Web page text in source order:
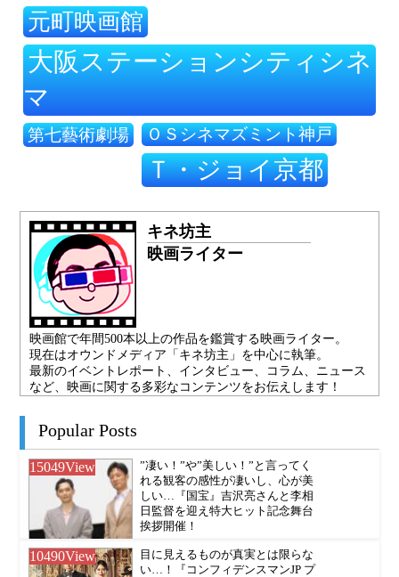
元町映画館
大阪ステーションシティシネ
マ
第七藝術劇場 ＯＳシネマズミント神戸
Ｔ・ジョイ京都
キネ坊主
映画ライター
映画館で年間500本以上の作品を鑑賞する映画ライター。
現在はオウンドメディア「キネ坊主」を中心に執筆。
最新のイベントレポート、インタビュー、コラム、ニュース
など、映画に関する多彩なコンテンツをお伝えします！
Popular Posts
15049View
”凄い！”や”美しい！”と言ってく
れる観客の感性が凄いし、心が美
しい…『国宝』吉沢亮さんと李相
日監督を迎え特大ヒット記念舞台
挨拶開催！
10490View
目に見えるものが真実とは限らな
い…！『コンフィデンスマンJP プ